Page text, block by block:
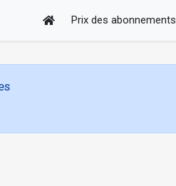
Prix des abonnements